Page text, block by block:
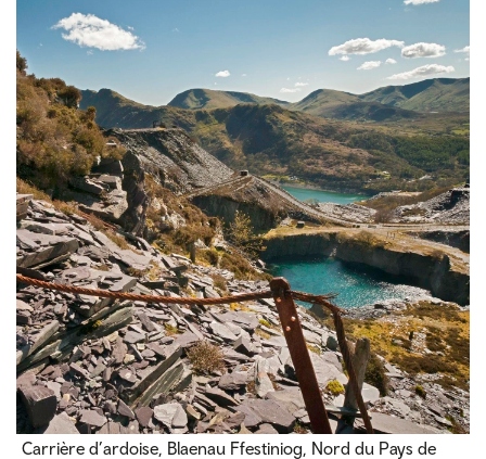
Carrière d’ardoise, Blaenau Ffestiniog, Nord du Pays de